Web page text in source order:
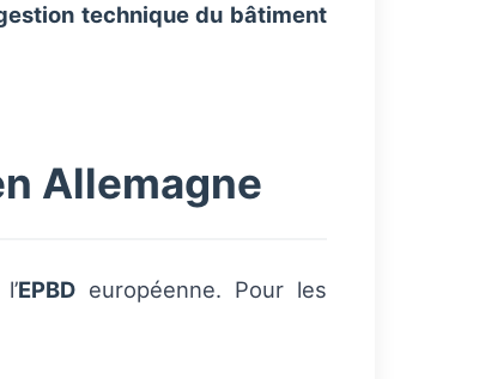
technique du bâtiment
Allemagne
EPBD européenne. Pour les